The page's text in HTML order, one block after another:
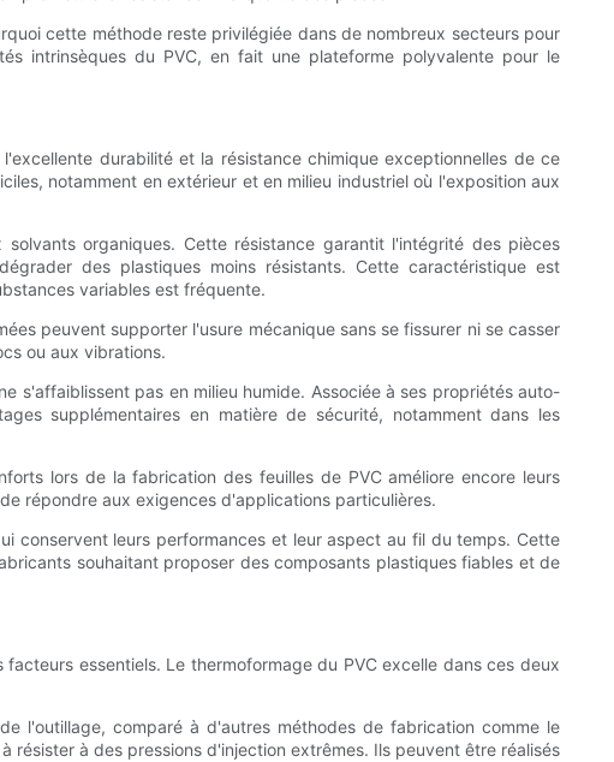
cette méthode reste privilégiée dans de nombreux secteurs pour
intrinsèques du PVC, en fait une plateforme polyvalente pour le
durabilité et la résistance chimique exceptionnelles de ce
notamment en extérieur et en milieu industriel où l'exposition aux
organiques. Cette résistance garantit l'intégrité des pièces
des plastiques moins résistants. Cette caractéristique est
variables est fréquente.
peuvent supporter l'usure mécanique sans se fissurer ni se casser
ou aux vibrations.
s'affaiblissent pas en milieu humide. Associée à ses propriétés auto-
supplémentaires en matière de sécurité, notamment dans les
lors de la fabrication des feuilles de PVC améliore encore leurs
répondre aux exigences d'applications particulières.
conservent leurs performances et leur aspect au fil du temps. Cette
souhaitant proposer des composants plastiques fiables et de
essentiels. Le thermoformage du PVC excelle dans ces deux
l'outillage, comparé à d'autres méthodes de fabrication comme le
résister à des pressions d'injection extrêmes. Ils peuvent être réalisés